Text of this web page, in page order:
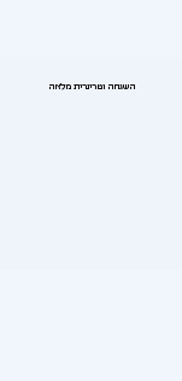
השגחה וטרינרית מלאה